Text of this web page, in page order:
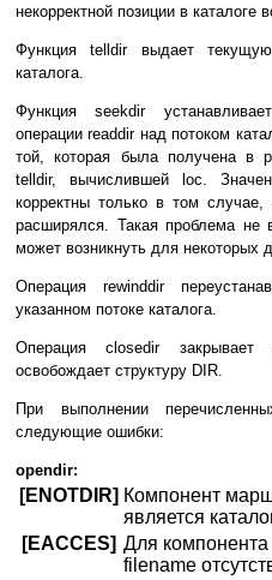
некорректной позиции в каталоге
Функция telldir выдает
каталога.
Функция seekdir
операции readdir над потоком
той, которая была получена в
telldir, вычислившей loc.
корректны только в том
расширялся. Такая проблема не
может возникнуть для некоторых
Операция rewinddir
указанном потоке каталога.
Операция closedir закрывает
освобождает структуру DIR.
При выполнении
следующие ошибки:
opendir:
[ENOTDIR] Компонент
является
[EACCES] Для
filename